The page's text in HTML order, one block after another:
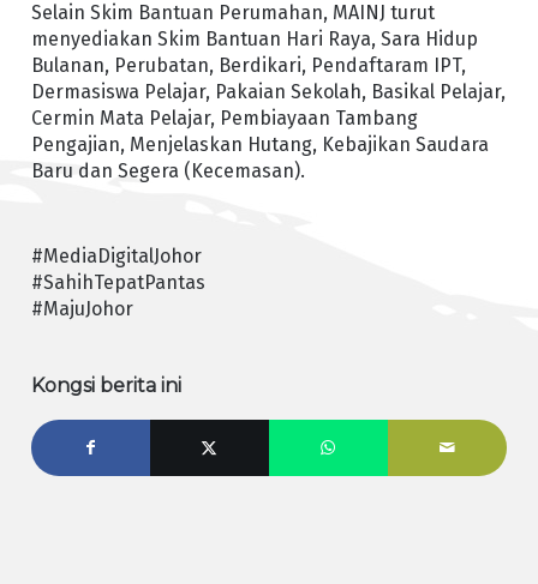
Selain Skim Bantuan Perumahan, MAINJ turut
menyediakan Skim Bantuan Hari Raya, Sara Hidup
Bulanan, Perubatan, Berdikari, Pendaftaram IPT,
Dermasiswa Pelajar, Pakaian Sekolah, Basikal Pelajar,
Cermin Mata Pelajar, Pembiayaan Tambang
Pengajian, Menjelaskan Hutang, Kebajikan Saudara
Baru dan Segera (Kecemasan).
#MediaDigitalJohor
#SahihTepatPantas
#MajuJohor
Kongsi berita ini